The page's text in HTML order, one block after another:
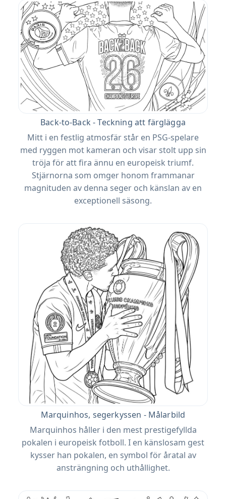
Back-to-Back - Teckning att färglägga
Mitt i en festlig atmosfär står en PSG-spelare
med ryggen mot kameran och visar stolt upp sin
tröja för att fira ännu en europeisk triumf.
Stjärnorna som omger honom frammanar
magnituden av denna seger och känslan av en
exceptionell säsong.
Marquinhos, segerkyssen - Målarbild
Marquinhos håller i den mest prestigefyllda
pokalen i europeisk fotboll. I en känslosam gest
kysser han pokalen, en symbol för åratal av
ansträngning och uthållighet.